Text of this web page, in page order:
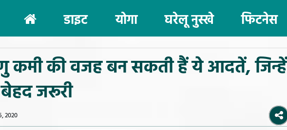
(current)
डाइट योगा घरेलू नुस्खे फिटनेस
कमी की वजह बन सकती हैं ये आदतें, जिन्हें
जरूरी
2020